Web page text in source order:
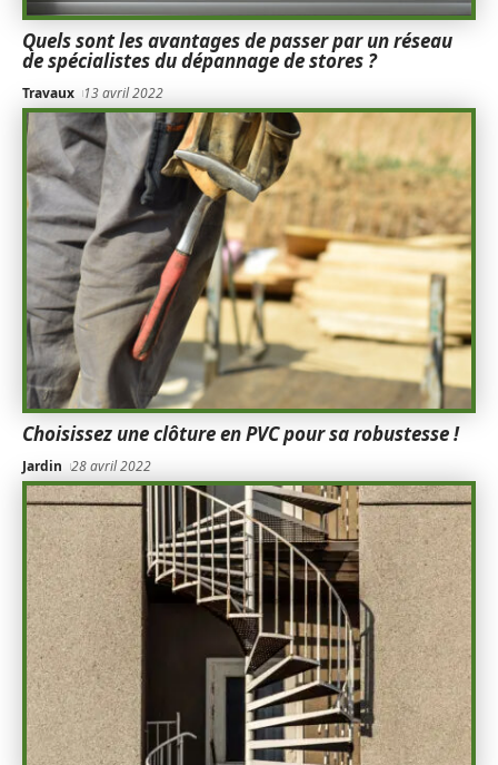
Quels sont les avantages de passer par un réseau
de spécialistes du dépannage de stores ?
Travaux 13 avril 2022
Choisissez une clôture en PVC pour sa robustesse !
Jardin 28 avril 2022